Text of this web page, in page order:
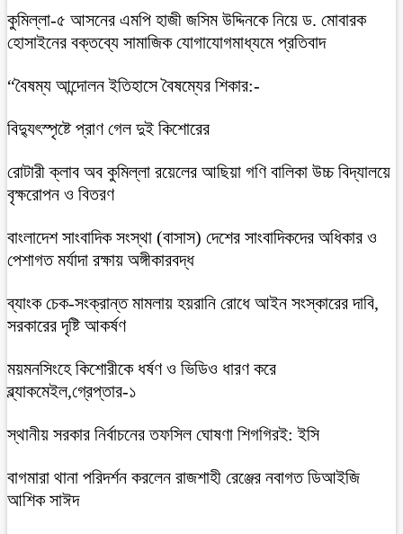
কুমিল্লা-৫ আসনের এমপি হাজী জসিম উদ্দিনকে নিয়ে ড. মোবারক
হোসাইনের বক্তব্যে সামাজিক যোগাযোগমাধ্যমে প্রতিবাদ
“বৈষম্য আন্দোলন ইতিহাসে বৈষম্যের শিকার:-
বিদ্যুৎস্পৃষ্টে প্রাণ গেল দুই কিশোরের
রোটারী ক্লাব অব কুমিল্লা রয়েলের আছিয়া গণি বালিকা উচ্চ বিদ্যালয়ে
বৃক্ষরোপন ও বিতরণ
বাংলাদেশ সাংবাদিক সংস্থা (বাসাস) দেশের সাংবাদিকদের অধিকার ও
পেশাগত মর্যাদা রক্ষায় অঙ্গীকারবদ্ধ
ব্যাংক চেক-সংক্রান্ত মামলায় হয়রানি রোধে আইন সংস্কারের দাবি,
সরকারের দৃষ্টি আকর্ষণ
ময়মনসিংহে কিশোরীকে ধর্ষণ ও ভিডিও ধারণ করে
ব্ল্যাকমেইল,গ্রেপ্তার-১
স্থানীয় সরকার নির্বাচনের তফসিল ঘোষণা শিগগিরই: ইসি
বাগমারা থানা পরিদর্শন করলেন রাজশাহী রেঞ্জের নবাগত ডিআইজি
আশিক সাঈদ